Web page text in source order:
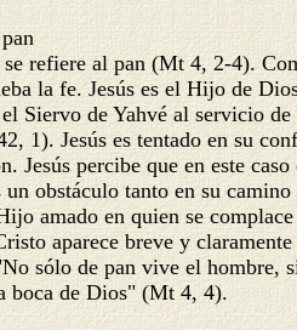
refiere al pan (Mt 4, 2-4).
la fe. Jesús es el Hijo de
Siervo de Yahvé al servicio
1). Jesús es tentado en su
Jesús percibe que en este
un obstáculo tanto en su
amado en quien se
aparece breve y
sólo de pan vive el hombre,
boca de Dios" (Mt 4, 4).